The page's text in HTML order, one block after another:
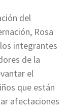
del
Rosa
integrantes
de la
el
que están
afectaciones